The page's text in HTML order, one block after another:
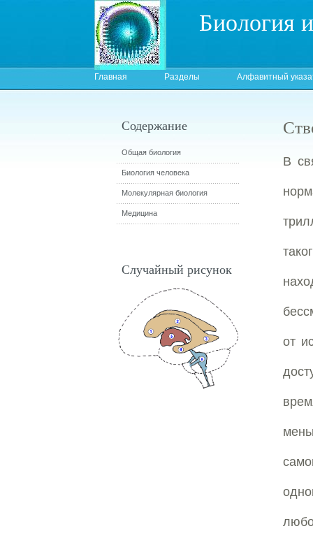
Биология
Главная Разделы Алфавитный
В
от
Содержание
Общая биология
Биология человека
Молекулярная биология
Медицина
Случайный рисунок